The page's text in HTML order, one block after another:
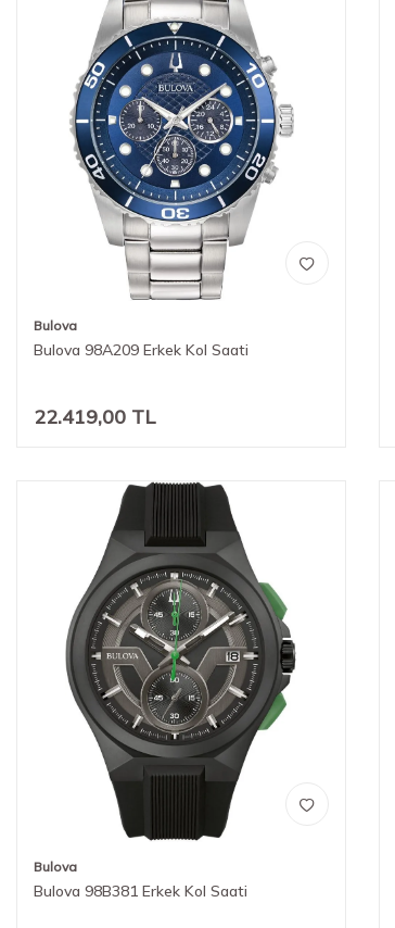
Bulova
Bulova 98A209 Erkek Kol Saati
22.419,00 TL
Bulova
Bulova 98B381 Erkek Kol Saati